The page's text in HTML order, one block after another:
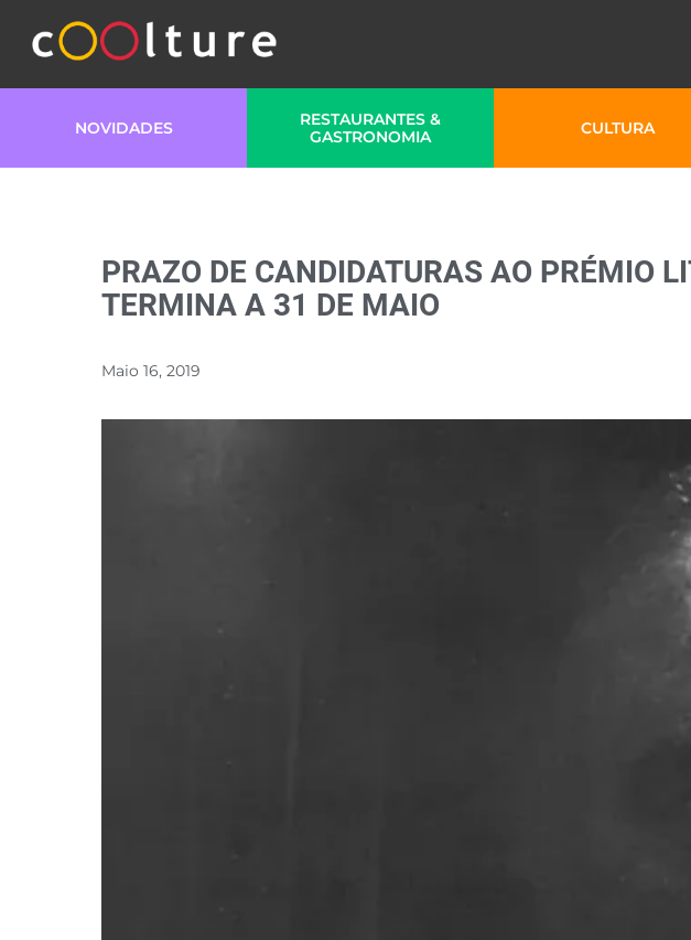
NOVIDADES
RESTAURANTES &
GASTRONOMIA
CULTURA
PRAZO DE CANDIDATURAS AO PRÉMIO
TERMINA A 31 DE MAIO
Maio 16, 2019